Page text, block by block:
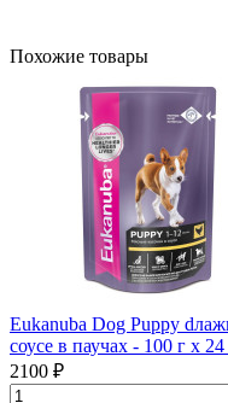
Похожие товары
Eukanuba Dog Puppy
соусе в паучах - 100 г х
2100 ₽